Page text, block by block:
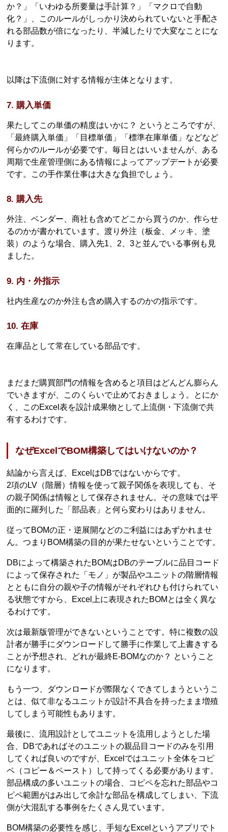
か？」「いわゆる所要量は手計算？」「マクロで自動
化？」、このルールがしっかり決められていないと手配さ
れる部品数が倍になったり、半減したりで大変なことにな
ります。
以降は下流側に対する情報が主体となります。
7. 購入単価
果たしてこの単価の精度はいかに？ というところですが、
「最終購入単価」「目標単価」「標準在庫単価」などなど
何らかのルールが必要です。毎日とはいいませんが、ある
周期で生産管理側にある情報によってアップデートが必要
です。この手作業仕事は大きな負担でしょう。
8. 購入先
外注、ベンダー、商社も含めてどこから買うのか、作らせ
るのかが書かれています。渡り外注（板金、メッキ、塗
装）のような場合、購入先1、2、3と並んでいる事例も見
ました。
9. 内・外指示
社内生産なのか外注も含め購入するのかの指示です。
10. 在庫
在庫品として常在している部品です。
まだまだ購買部門の情報を含めると項目はどんどん膨らん
でいきますが、このくらいで止めておきましょう。とにか
く、このExcel表を設計成果物として上流側・下流側で共
有するわけです。
なぜExcelでBOM構築してはいけないのか？
結論から言えば、ExcelはDBではないからです。
2項のLV（階層）情報を使って親子関係を表現しても、そ
の親子関係は情報として保存されません。その意味では平
面的に羅列した「部品表」と何ら変わりはありません。
従ってBOMの正・逆展開などのご利益にはあずかれませ
ん。つまりBOM構築の目的が果たせないということです。
DBによって構築されたBOMはDBのテーブルに品目コード
によって保存された「モノ」が製品やユニットの階層情報
とともに自分の親や子の情報がそれぞれひも付けられてい
る状態ですから、Excel上に表現されたBOMとは全く異な
るわけです。
次は最新版管理ができないということです。特に複数の設
計者が勝手にダウンロードして勝手に作業して上書きする
ことが予想され、どれが最終E-BOMなのか？ ということ
になります。
もう一つ、ダウンロードが際限なくできてしまうというこ
とは、似て非なるユニットが設計不具合を持ったまま増殖
してしまう可能性もあります。
最後に、流用設計としてユニットを流用しようとした場
合、DBであればそのユニットの親品目コードのみを引用
してくれば良いのですが、Excelではユニット全体をコピ
ペ（コピー＆ペースト）して持ってくる必要があります。
部品構成の多いユニットの場合、コピペを忘れた部品やコ
ピペ範囲がはみ出して余計な部品を構成してしまい、下流
側が大混乱する事例をたくさん見ています。
BOM構築の必要性を感じ、手短なExcelというアプリでト